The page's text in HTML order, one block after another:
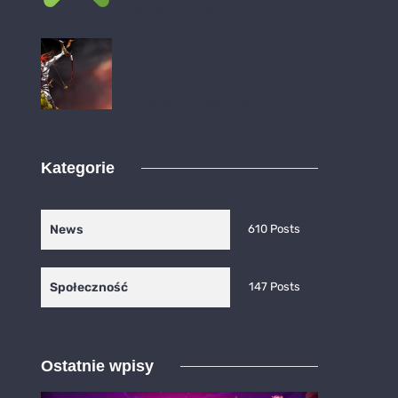
Kategorie
News 610 Posts
Społeczność 147 Posts
Ostatnie wpisy